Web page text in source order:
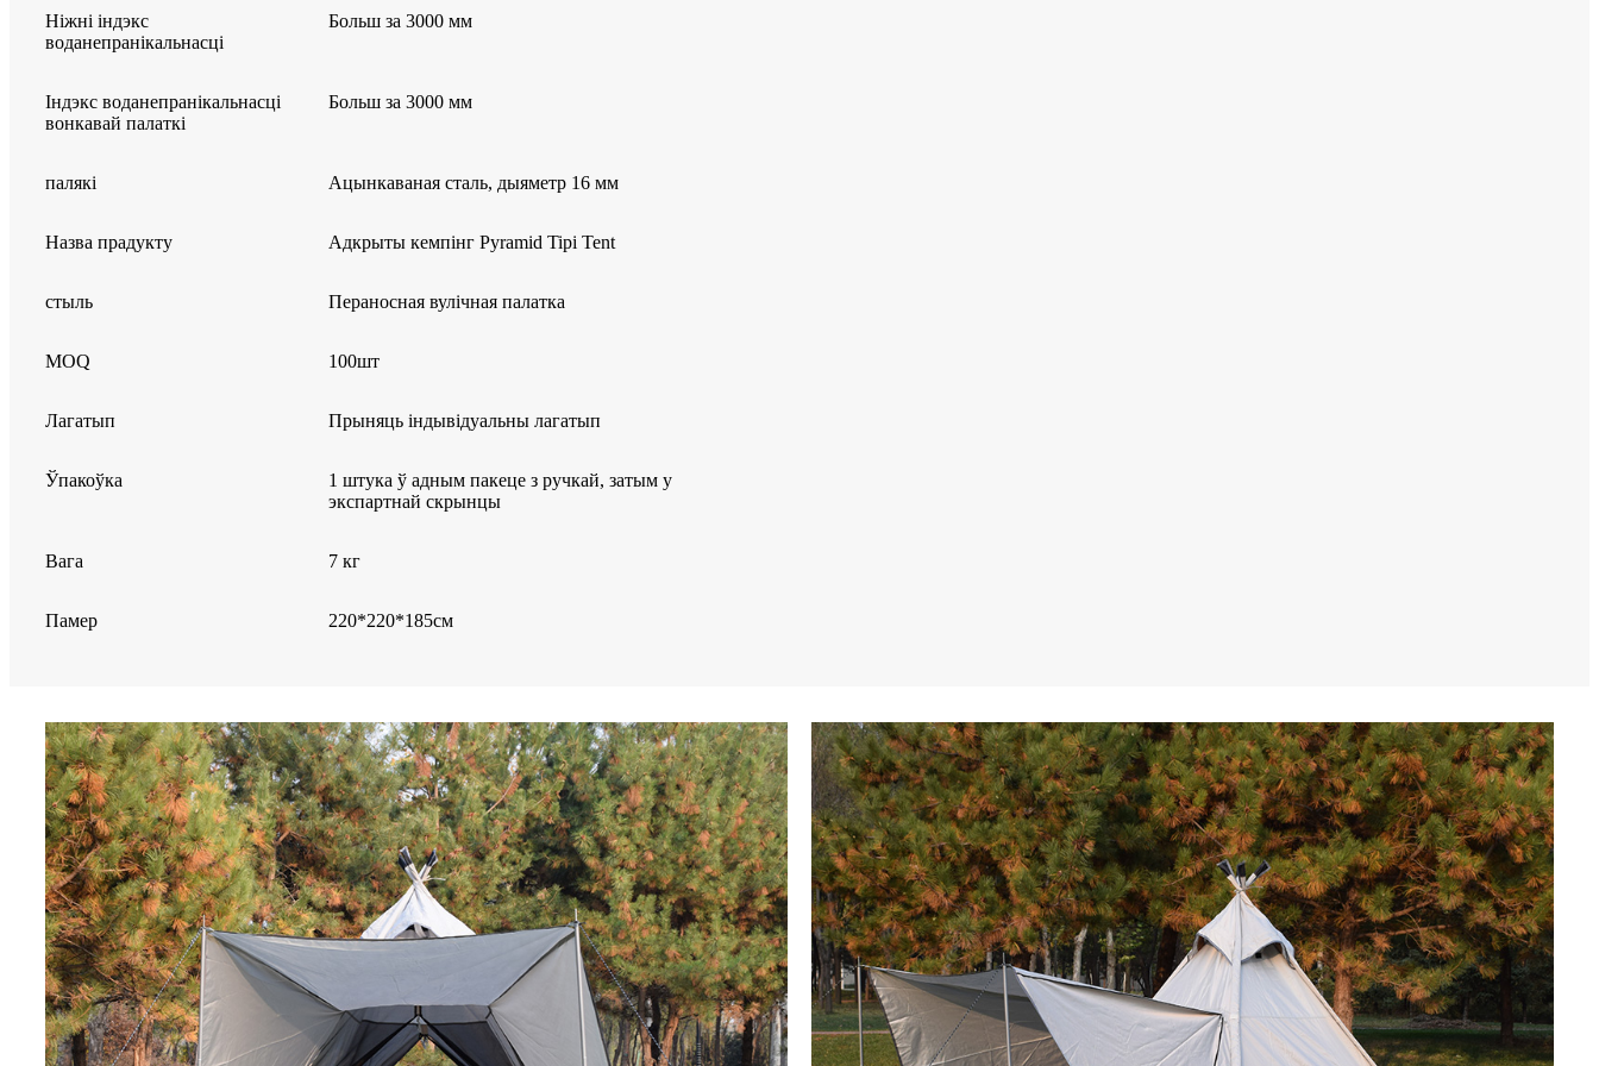
Ніжні індэкс
воданепранікальнасці
Больш за 3000 мм
Індэкс воданепранікальнасці
вонкавай палаткі
Больш за 3000 мм
палякі Ацынкаваная сталь, дыяметр 16 мм
Назва прадукту Адкрыты кемпінг Pyramid Tipi Tent
стыль Пераносная вулічная палатка
MOQ 100шт
Лагатып Прыняць індывідуальны лагатып
Ўпакоўка
1 штука ў адным пакеце з ручкай, затым у
экспартнай скрынцы
Вага 7 кг
Памер 220*220*185см